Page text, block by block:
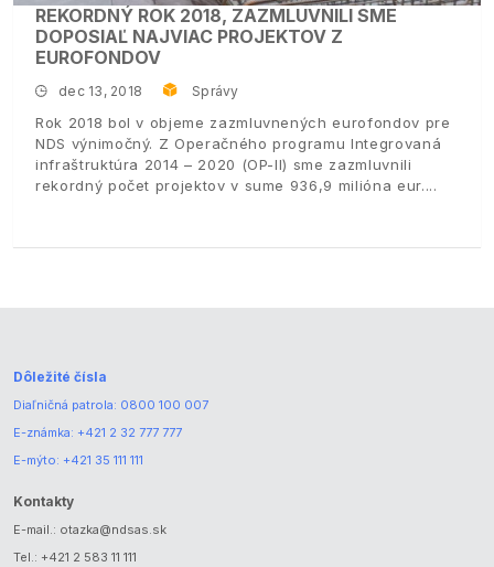
REKORDNÝ ROK 2018, ZAZMLUVNILI SME
DOPOSIAĽ NAJVIAC PROJEKTOV Z
EUROFONDOV
dec 13, 2018 Správy
Rok 2018 bol v objeme zazmluvnených eurofondov pre
NDS výnimočný. Z Operačného programu Integrovaná
infraštruktúra 2014 – 2020 (OP-II) sme zazmluvnili
rekordný počet projektov v sume 936,9 milióna eur.
Dôležité čísla
Diaľničná patrola: 0800 100 007
E-známka: +421 2 32 777 777
E-mýto: +421 35 111 111
Kontakty
E-mail.: otazka@ndsas.sk
Tel.: +421 2 583 11 111